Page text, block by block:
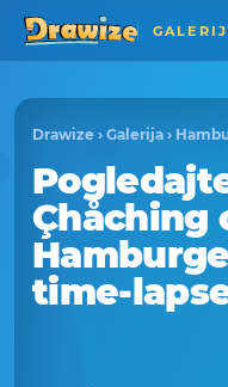
Drawize › Galerija ›
Çhåching
time-